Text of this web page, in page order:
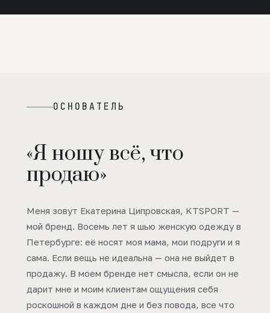
ОСНОВАТЕЛЬ
«Я ношу всё, что
продаю»
Меня зовут Екатерина Ципровская, KTSPORT —
мой бренд. Восемь лет я шью женскую одежду в
Петербурге: её носят моя мама, мои подруги и я
сама. Если вещь не идеальна — она не выйдет в
продажу. В моем бренде нет смысла, если он не
дарит мне и моим клиентам ощущения себя
роскошной в каждом дне и без повода, все что